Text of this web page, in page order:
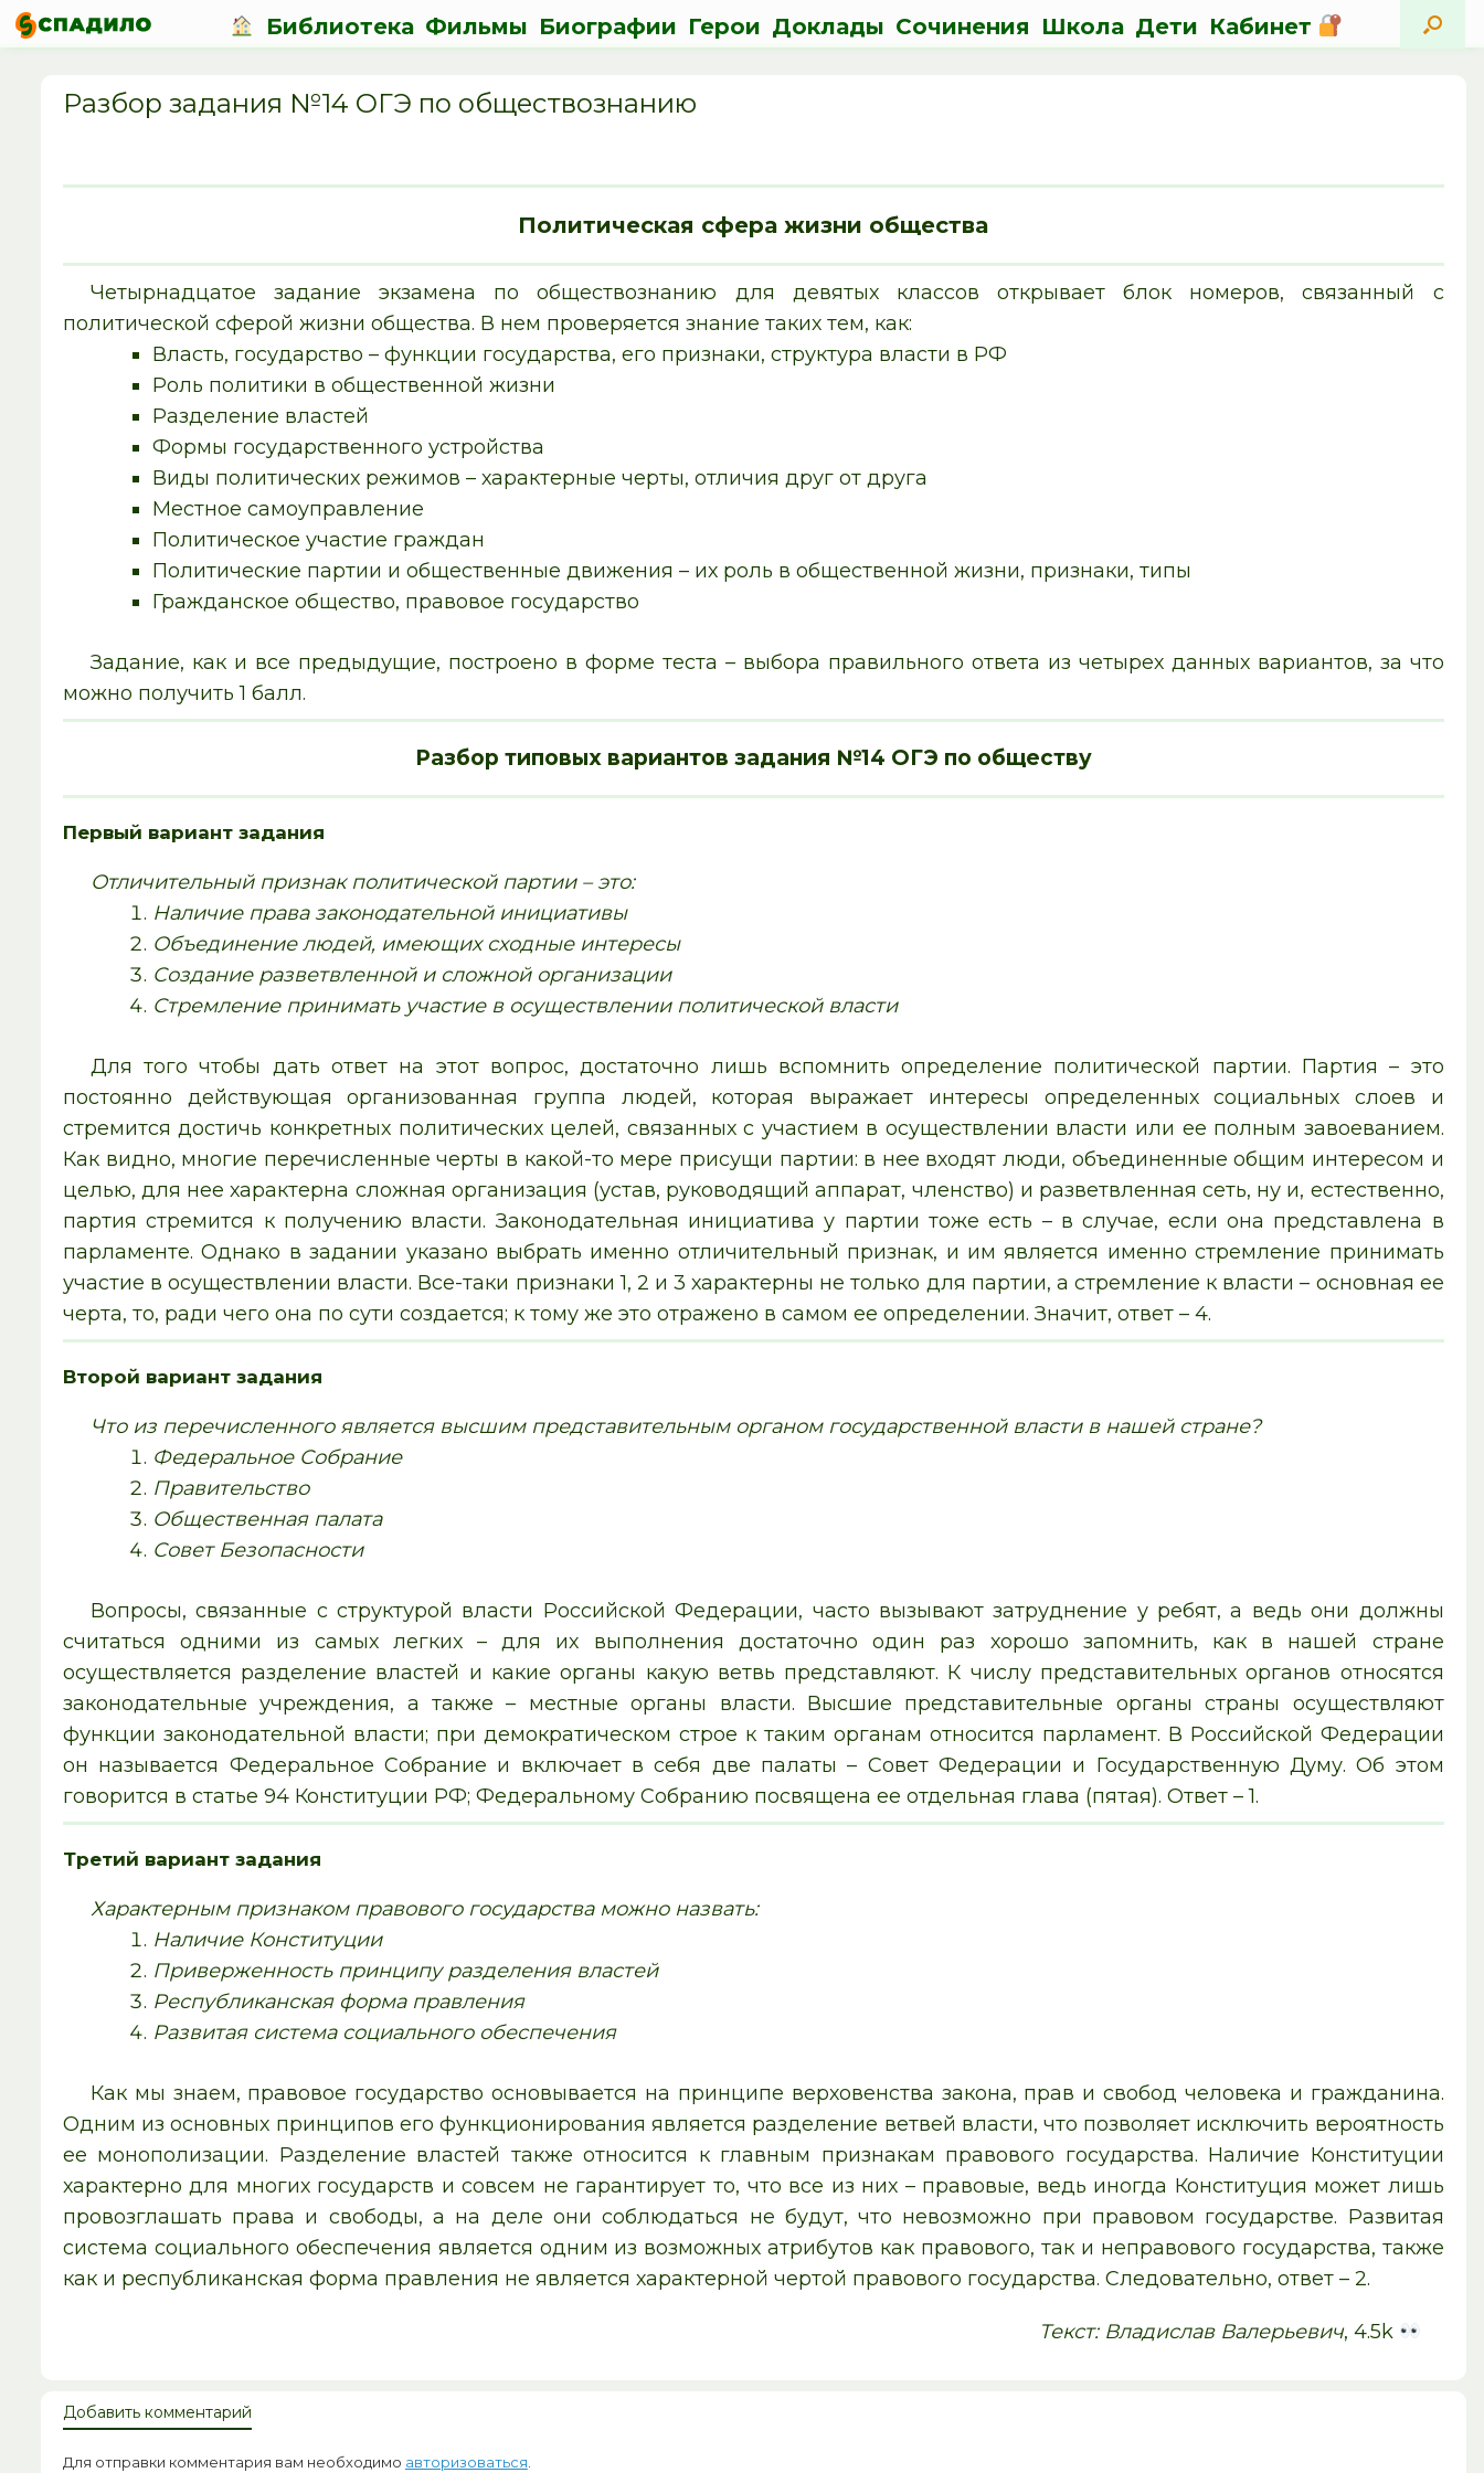
Библиотека Фильмы Биографии Герои Доклады Сочинения Школа Дети Кабинет
Разбор задания №14 ОГЭ по обществознанию
Политическая сфера жизни общества
Четырнадцатое задание экзамена по обществознанию для девятых классов открывает блок номеров, связанный с
политической сферой жизни общества. В нем проверяется знание таких тем, как:
Власть, государство – функции государства, его признаки, структура власти в РФ
Роль политики в общественной жизни
Разделение властей
Формы государственного устройства
Виды политических режимов – характерные черты, отличия друг от друга
Местное самоуправление
Политическое участие граждан
Политические партии и общественные движения – их роль в общественной жизни, признаки, типы
Гражданское общество, правовое государство
Задание, как и все предыдущие, построено в форме теста – выбора правильного ответа из четырех данных вариантов, за что
можно получить 1 балл.
Разбор типовых вариантов задания №14 ОГЭ по обществу
Первый вариант задания
Отличительный признак политической партии – это:
Наличие права законодательной инициативы
Объединение людей, имеющих сходные интересы
Создание разветвленной и сложной организации
Стремление принимать участие в осуществлении политической власти
Для того чтобы дать ответ на этот вопрос, достаточно лишь вспомнить определение политической партии. Партия – это
постоянно действующая организованная группа людей, которая выражает интересы определенных социальных слоев и
стремится достичь конкретных политических целей, связанных с участием в осуществлении власти или ее полным завоеванием.
Как видно, многие перечисленные черты в какой-то мере присущи партии: в нее входят люди, объединенные общим интересом и
целью, для нее характерна сложная организация (устав, руководящий аппарат, членство) и разветвленная сеть, ну и, естественно,
партия стремится к получению власти. Законодательная инициатива у партии тоже есть – в случае, если она представлена в
парламенте. Однако в задании указано выбрать именно отличительный признак, и им является именно стремление принимать
участие в осуществлении власти. Все-таки признаки 1, 2 и 3 характерны не только для партии, а стремление к власти – основная ее
черта, то, ради чего она по сути создается; к тому же это отражено в самом ее определении. Значит, ответ – 4.
Второй вариант задания
Что из перечисленного является высшим представительным органом государственной власти в нашей стране?
Федеральное Собрание
Правительство
Общественная палата
Совет Безопасности
Вопросы, связанные с структурой власти Российской Федерации, часто вызывают затруднение у ребят, а ведь они должны
считаться одними из самых легких – для их выполнения достаточно один раз хорошо запомнить, как в нашей стране
осуществляется разделение властей и какие органы какую ветвь представляют. К числу представительных органов относятся
законодательные учреждения, а также – местные органы власти. Высшие представительные органы страны осуществляют
функции законодательной власти; при демократическом строе к таким органам относится парламент. В Российской Федерации
он называется Федеральное Собрание и включает в себя две палаты – Совет Федерации и Государственную Думу. Об этом
говорится в статье 94 Конституции РФ; Федеральному Собранию посвящена ее отдельная глава (пятая). Ответ – 1.
Третий вариант задания
Характерным признаком правового государства можно назвать:
Наличие Конституции
Приверженность принципу разделения властей
Республиканская форма правления
Развитая система социального обеспечения
Как мы знаем, правовое государство основывается на принципе верховенства закона, прав и свобод человека и гражданина.
Одним из основных принципов его функционирования является разделение ветвей власти, что позволяет исключить вероятность
ее монополизации. Разделение властей также относится к главным признакам правового государства. Наличие Конституции
характерно для многих государств и совсем не гарантирует то, что все из них – правовые, ведь иногда Конституция может лишь
провозглашать права и свободы, а на деле они соблюдаться не будут, что невозможно при правовом государстве. Развитая
система социального обеспечения является одним из возможных атрибутов как правового, так и неправового государства, также
как и республиканская форма правления не является характерной чертой правового государства. Следовательно, ответ – 2.
Текст: Владислав Валерьевич, 4.5k
Добавить комментарий
Для отправки комментария вам необходимо авторизоваться